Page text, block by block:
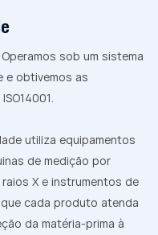
sob um sistema
e obtivemos as
utiliza equipamentos
de medição por
X e instrumentos de
cada produto atenda
da matéria-prima à